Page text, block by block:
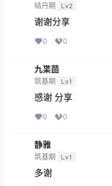
结丹期 Lv2
谢谢分享
0 0
九枼茴
筑基期 Lv1
感谢 分享
0 0
静雅
筑基期 Lv1
多谢